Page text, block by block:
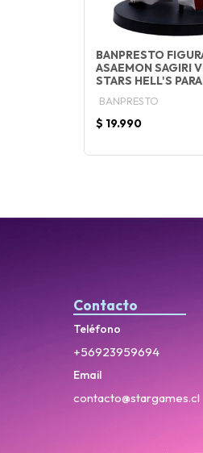
BANPRESTO
ASAEMON SAGIRI
STARS HELL'S
BANPRESTO
$ 19.990
Contacto
Teléfono
+56923959694
Email
contacto@stargames.cl